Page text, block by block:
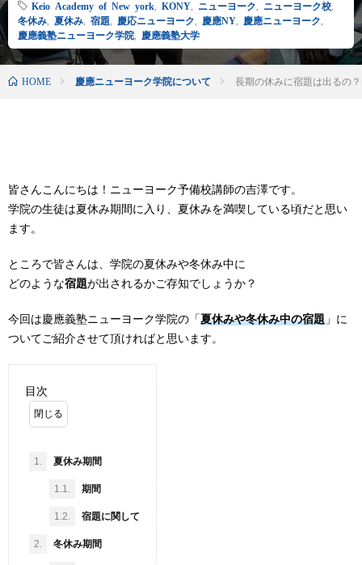
Keio Academy of New york
KONY ニューヨーク ニューヨーク校
冬休み
夏休み 宿題 慶応ニューヨーク 慶應NY 慶應ニューヨーク
慶應義塾ニューヨーク学院
慶應義塾大学
HOME 慶應ニューヨーク学院について 長期の休みに宿題は出るの
皆さんこんにちは！ニューヨーク予備校講師の吉澤です。
学院の生徒は夏休み期間に入り、夏休みを満喫している頃だと思い
ます。
ところで皆さんは、学院の夏休みや冬休み中に
どのような宿題が出されるかご存知でしょうか？
今回は慶應義塾ニューヨーク学院の「夏休みや冬休み中の宿題 」に
ついてご紹介させて頂ければと思います。
目次
1. 夏休み期間
1.1. 期間
1.2. 宿題に関して
2. 冬休み期間